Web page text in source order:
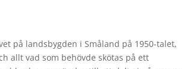
på landsbygden i Småland på 1950-talet,
allt vad som behövde skötas på ett